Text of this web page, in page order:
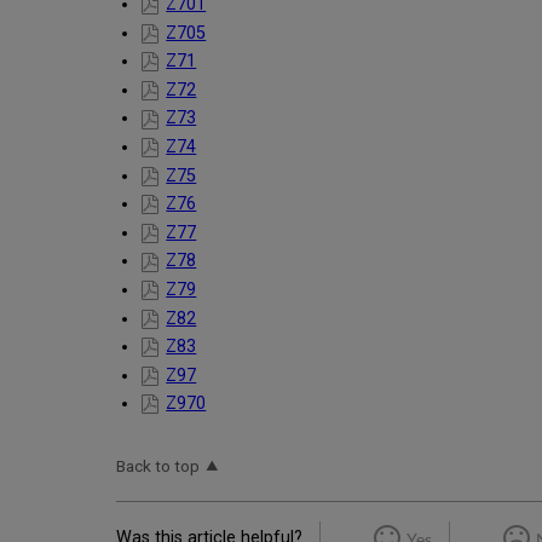
Z701
Z705
Z71
Z72
Z73
Z74
Z75
Z76
Z77
Z78
Z79
Z82
Z83
Z97
Z970
Back to top